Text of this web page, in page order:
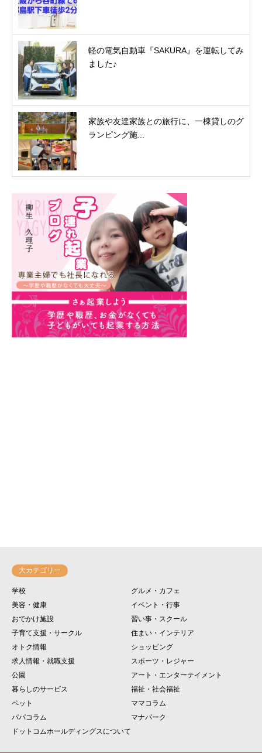
軽の電気自動車『SAKURA』を運転してみ
ました♪
家族や友達家族との旅行に、一棟貸しのグ
ランピング施...
大カテゴリー
学校
グルメ・カフェ
美容・健康
イベント・行事
おでかけ施設
習い事・スクール
子育て支援・サークル
住まい・インテリア
オトク情報
ショッピング
求人情報・就職支援
スポーツ・レジャー
公園
アート・エンターテイメント
暮らしのサービス
福祉・社会福祉
ペット
ママコラム
パパコラム
マナパーク
ドットコムホールディングスについて